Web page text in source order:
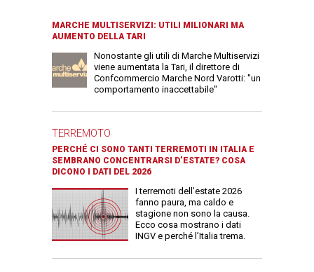
MARCHE MULTISERVIZI: UTILI MILIONARI MA
AUMENTO DELLA TARI
Nonostante gli utili di Marche Multiservizi
viene aumentata la Tari, il direttore di
Confcommercio Marche Nord Varotti: "un
comportamento inaccettabile"
TERREMOTO
PERCHÉ CI SONO TANTI TERREMOTI IN ITALIA E
SEMBRANO CONCENTRARSI D’ESTATE? COSA
DICONO I DATI DEL 2026
I terremoti dell’estate 2026
fanno paura, ma caldo e
stagione non sono la causa.
Ecco cosa mostrano i dati
INGV e perché l’Italia trema.